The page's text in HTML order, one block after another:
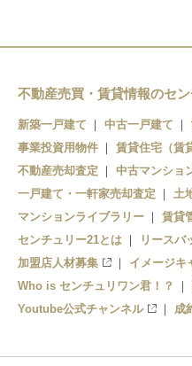
不動産売買・賃貸情報のセ
新築一戸建て 中古一戸建て
事業投資用物件
賃貸住宅（賃
不動産売却査定
中古マンショ
一戸建て・一軒家売却査定
土
マンションライブラリー
賃貸
センチュリー21とは
リースバ
加盟店人材募集
イメージキ
Who is センチュリワン君！？
Youtube公式チャンネル
成